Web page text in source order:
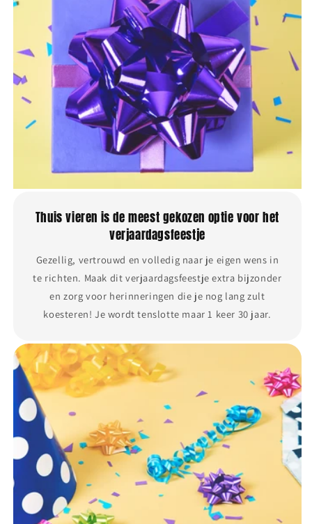
Thuis vieren is de meest gekozen optie voor het
verjaardagsfeestje
Gezellig, vertrouwd en volledig naar je eigen wens in
te richten. Maak dit verjaardagsfeestje extra bijzonder
en zorg voor herinneringen die je nog lang zult
koesteren! Je wordt tenslotte maar 1 keer 30 jaar.